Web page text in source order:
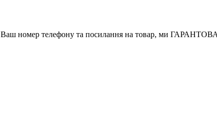
номер телефону та посилання на товар, ми